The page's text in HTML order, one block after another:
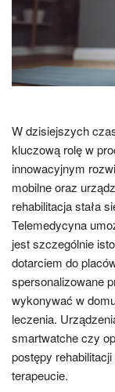
W dzisiejszych
kluczową rolę w
innowacyjnym
mobilne oraz
rehabilitacja stała
Telemedycyna
jest szczególnie
dotarciem do
spersonalizowane
wykonywać w
leczenia.
smartwatche czy
postępy
terapeucie.